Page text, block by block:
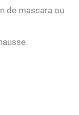
de mascara ou